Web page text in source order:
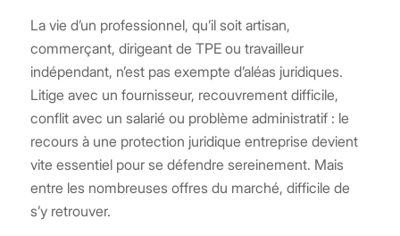
La vie d’un professionnel, qu’il soit artisan,
commerçant, dirigeant de TPE ou travailleur
indépendant, n’est pas exempte d’aléas juridiques.
Litige avec un fournisseur, recouvrement difficile,
conflit avec un salarié ou problème administratif : le
recours à une protection juridique entreprise devient
vite essentiel pour se défendre sereinement. Mais
entre les nombreuses offres du marché, difficile de
s’y retrouver.